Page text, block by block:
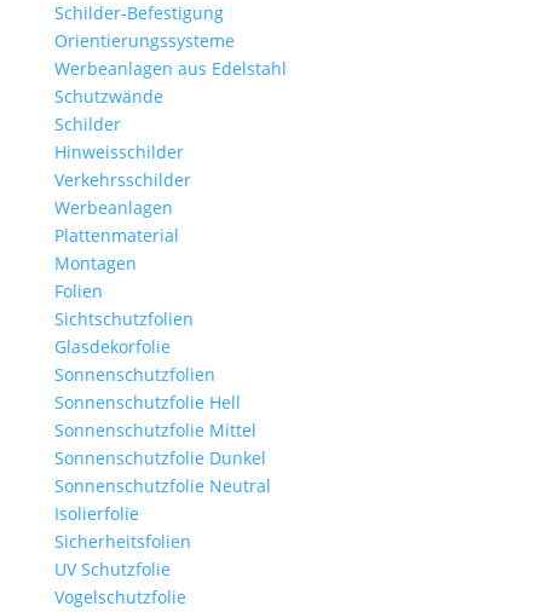
Schilder-Befestigung
Orientierungssysteme
Werbeanlagen aus Edelstahl
Schutzwände
Schilder
Hinweisschilder
Verkehrsschilder
Werbeanlagen
Plattenmaterial
Montagen
Folien
Sichtschutzfolien
Glasdekorfolie
Sonnenschutzfolien
Sonnenschutzfolie Hell
Sonnenschutzfolie Mittel
Sonnenschutzfolie Dunkel
Sonnenschutzfolie Neutral
Isolierfolie
Sicherheitsfolien
UV Schutzfolie
Vogelschutzfolie